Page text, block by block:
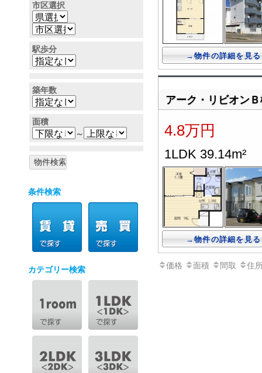
→物件の詳細を見る
アーク・リビオン
4.8万円
1LDK 39.14m²
→物件の詳細を見る
価格 面積 間取 住
市区選択
駅歩分
築年数
面積
～
条件検索
カテゴリー検索